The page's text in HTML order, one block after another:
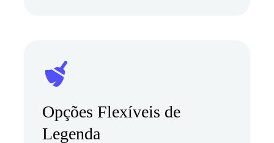
Opções Flexíveis de
Legenda